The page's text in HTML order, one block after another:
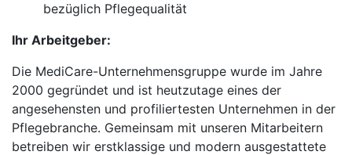
bezüglich Pflegequalität
Ihr Arbeitgeber:
Die MediCare-Unternehmensgruppe wurde im Jahre
2000 gegründet und ist heutzutage eines der
angesehensten und profiliertesten Unternehmen in der
Pflegebranche. Gemeinsam mit unseren Mitarbeitern
betreiben wir erstklassige und modern ausgestattete